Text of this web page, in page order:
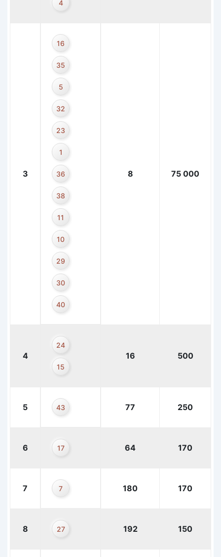
4
3
16
35
5
32
23
1
36
38
11
10
29
30
40
8 75 000
4
24
15
16 500
5 43 77 250
6 17 64 170
7 7 180 170
8 27 192 150